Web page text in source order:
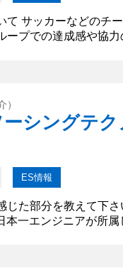
て サッカーなどのチ
ープでの達成感や協力
学の知識も学びました
授業が楽しく、プログ
を通して論...
）
シングテク
ES情報
じた部分を教えて下さ
本一エンジニアが所